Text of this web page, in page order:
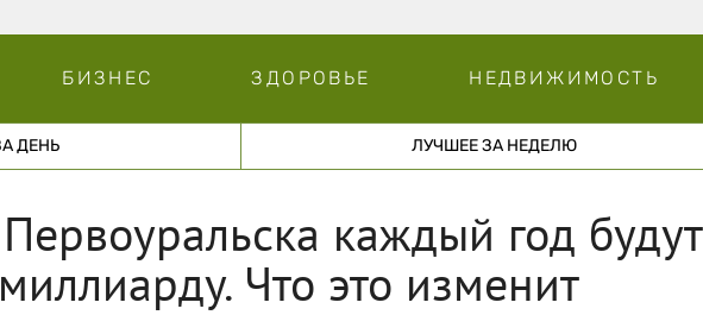
БИЗНЕС ЗДОРОВЬЕ НЕДВИЖИМОСТЬ
ДЕНЬ ЛУЧШЕЕ ЗА НЕДЕЛЮ
каждый год будут
Что это изменит